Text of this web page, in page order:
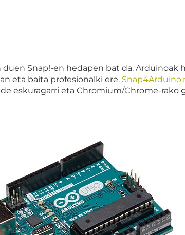
Snap!-en hedapen bat da. Arduinoak
eta baita profesionalki ere.
eskuragarri eta Chromium/Chrome-rako